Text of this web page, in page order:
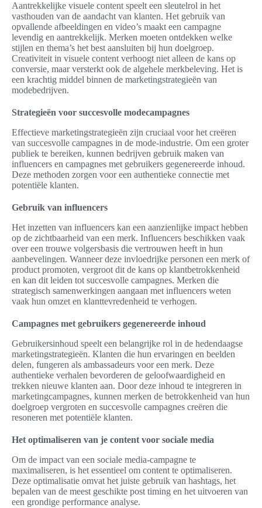
Aantrekkelijke visuele content speelt een sleutelrol in het
vasthouden van de aandacht van klanten. Het gebruik van
opvallende afbeeldingen en video’s maakt een campagne
levendig en aantrekkelijk. Merken moeten ontdekken welke
stijlen en thema’s het best aansluiten bij hun doelgroep.
Creativiteit in visuele content verhoogt niet alleen de kans op
conversie, maar versterkt ook de algehele merkbeleving. Het is
een krachtig middel binnen de marketingstrategieën van
modebedrijven.
Strategieën voor succesvolle modecampagnes
Effectieve marketingstrategieën zijn cruciaal voor het creëren
van succesvolle campagnes in de mode-industrie. Om een groter
publiek te bereiken, kunnen bedrijven gebruik maken van
influencers en campagnes met gebruikers gegenereerde inhoud.
Deze methoden zorgen voor een authentieke connectie met
potentiële klanten.
Gebruik van influencers
Het inzetten van influencers kan een aanzienlijke impact hebben
op de zichtbaarheid van een merk. Influencers beschikken vaak
over een trouwe volgersbasis die vertrouwen heeft in hun
aanbevelingen. Wanneer deze invloedrijke personen een merk of
product promoten, vergroot dit de kans op klantbetrokkenheid
en kan dit leiden tot succesvolle campagnes. Merken die
strategisch samenwerkingen aangaan met influencers weten
vaak hun omzet en klanttevredenheid te verhogen.
Campagnes met gebruikers gegenereerde inhoud
Gebruikersinhoud speelt een belangrijke rol in de hedendaagse
marketingstrategieën. Klanten die hun ervaringen en beelden
delen, fungeren als ambassadeurs voor een merk. Deze
authentieke verhalen bevorderen de geloofwaardigheid en
trekken nieuwe klanten aan. Door deze inhoud te integreren in
marketingcampagnes, kunnen merken de betrokkenheid van hun
doelgroep vergroten en succesvolle campagnes creëren die
resoneren met potentiële klanten.
Het optimaliseren van je content voor sociale media
Om de impact van een sociale media-campagne te
maximaliseren, is het essentieel om content te optimaliseren.
Deze optimalisatie omvat het juiste gebruik van hashtags, het
bepalen van de meest geschikte post timing en het uitvoeren van
een grondige performance analyse.